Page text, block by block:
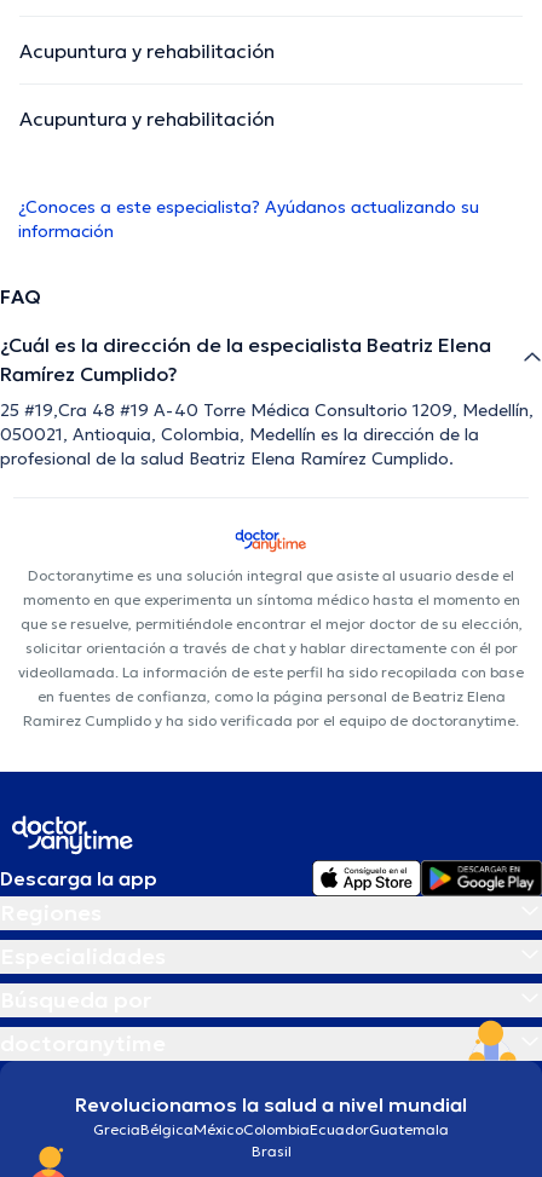
Acupuntura y rehabilitación
Acupuntura y rehabilitación
¿Conoces a este especialista? Ayúdanos actualizando su
información
FAQ
¿Cuál es la dirección de la especialista Beatriz Elena
Ramírez Cumplido?
25 #19,Cra 48 #19 A-40 Torre Médica Consultorio 1209, Medellín,
050021, Antioquia, Colombia, Medellín es la dirección de la
profesional de la salud Beatriz Elena Ramírez Cumplido.
Doctoranytime es una solución integral que asiste al usuario desde el
momento en que experimenta un síntoma médico hasta el momento en
que se resuelve, permitiéndole encontrar el mejor doctor de su elección,
solicitar orientación a través de chat y hablar directamente con él por
videollamada. La información de este perfil ha sido recopilada con base
en fuentes de confianza, como la página personal de Beatriz Elena
Ramirez Cumplido y ha sido verificada por el equipo de doctoranytime.
Descarga la app
Revolucionamos la salud a nivel mundial
GreciaBélgicaMéxicoColombiaEcuadorGuatemala
Brasil